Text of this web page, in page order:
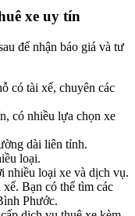
xe uy tín
để nhận báo giá và tư
có tài xế, chuyên các
có nhiều lựa chọn xe
dài liên tỉnh.
loại.
nhiều loại xe và dịch vụ.
Bạn có thể tìm các
Phước.